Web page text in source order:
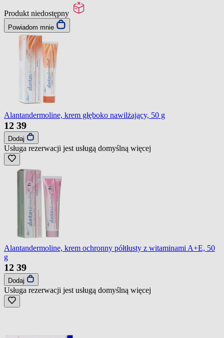
Produkt niedostępny
Powiadom mnie
Alantandermoline, krem głęboko nawilżający, 50 g
12 39
Dodaj
Usługa rezerwacji jest usługą domyślną więcej
Alantandermoline, krem ochronny półtłusty z witaminami A+E, 50
g
12 39
Dodaj
Usługa rezerwacji jest usługą domyślną więcej